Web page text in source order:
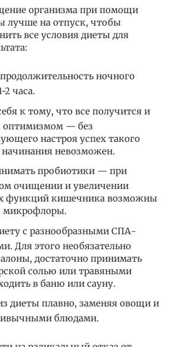
организма при помощи
лучше на отпуск, чтобы
все условия диеты для
ночного
2 часа.
к тому, что все получится и
оптимизмом — без
настроя успех такого
начинания невозможен.
пробиотики — при
очищении и увеличении
функций кишечника возможны
микрофлоры.
с разнообразными СПА-
Для этого необязательно
достаточно принимать
солью или травяными
в баню или сауну.
диеты плавно, заменяя овощи и
блюдами.